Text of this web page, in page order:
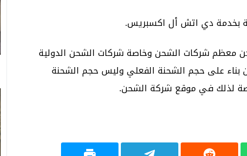
معظم شركات الشحن وخاصة شركات الشحن الدولية
بناء على حجم الشحنة الفعلي وليس حجم الشحنة
لذلك في موقع شركة الشحن.